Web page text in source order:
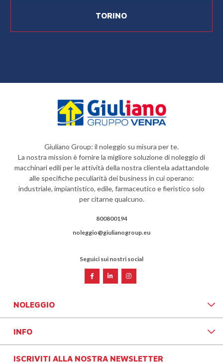
TORINO
Giuliano Group: il noleggio su misura per te.
La nostra mission è fornire la migliore soluzione di noleggio di
macchinari edili per le attività della nostra clientela adattandole
alle specifiche peculiarità dei business in cui operano:
industriale, impiantistico, edile, farmaceutico e fieristico solo
per citarne qualcuno.
800800194
noleggio@giulianogroup.eu
Seguici sui nostri social
NOLEGGIO
INFO
ISCRIVITI ALLA NOSTRA NEWSLETTER